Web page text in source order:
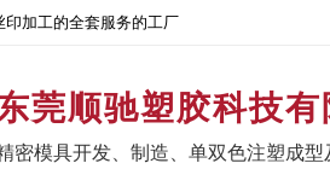
印加工的全套服务的工厂
莞顺驰塑胶科技
密模具开发、制造、单双色注塑成